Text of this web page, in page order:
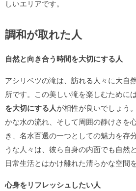
しいエリアです。
調和が取れた人
自然と向き合う時間を大切にする人
アシリベツの滝は、訪れる人々に大自
所です。この美しい滝を楽しむためには
を大切にする人が相性が良いでしょう
かな水の流れ、そして周囲の静けさを
き、名水百選の一つとしての魅力を存
うな人々は、彼ら自身の内面でも自然
日常生活とはかけ離れた清らかな空間
心身をリフレッシュしたい人